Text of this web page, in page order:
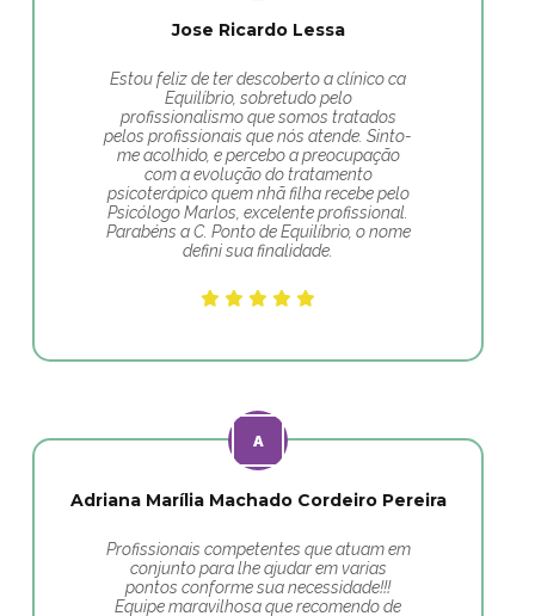
Jose Ricardo Lessa
Estou feliz de ter descoberto a clínico ca
Equilíbrio, sobretudo pelo
profissionalismo que somos tratados
pelos profissionais que nós atende. Sinto-
me acolhido, e percebo a preocupação
com a evolução do tratamento
psicoterápico quem nhã filha recebe pelo
Psicólogo Marlos, excelente profissional.
Parabéns a C. Ponto de Equilíbrio, o nome
defini sua finalidade.
Adriana Marília Machado Cordeiro Pereira
Profissionais competentes que atuam em
conjunto para lhe ajudar em varias
pontos conforme sua necessidade!!!
Equipe maravilhosa que recomendo de